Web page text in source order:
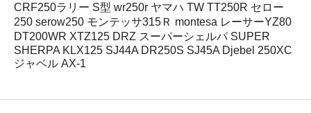
CRF250ラリー S型 wr250r ヤマハ TW TT250R セロー
250 serow250 モンテッサ315Ｒ montesa レーサーYZ80
DT200WR XTZ125 DRZ スーパーシェルパ SUPER
SHERPA KLX125 SJ44A DR250S SJ45A Djebel 250XC
ジャベル AX-1